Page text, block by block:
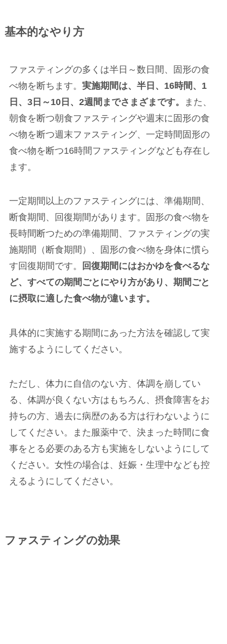
基本的なやり方
ファスティングの多くは半日～数日間、固形の食
べ物を断ちます。 実施期間は、半日、16時間、1
日、3日～10日、2週間までさまざまです。
また、
朝食を断つ朝食ファスティングや週末に固形の食
べ物を断つ週末ファスティング、一定時間固形の
食べ物を断つ16時間ファスティングなども存在し
ます。
一定期間以上のファスティングには、準備期間、
断食期間、回復期間があります。固形の食べ物を
長時間断つための準備期間、ファスティングの実
施期間（断食期間）、固形の食べ物を身体に慣ら
す回復期間です。
回復期間にはおかゆを食べるな
ど、すべての期間ごとにやり方があり、期間ごと
に摂取に適した食べ物が違います。
具体的に実施する期間にあった方法を確認して実
施するようにしてください。
ただし、体力に自信のない方、体調を崩してい
る、体調が良くない方はもちろん、摂食障害をお
持ちの方、過去に病歴のある方は行わないように
してください。また服薬中で、決まった時間に食
事をとる必要のある方も実施をしないようにして
ください。女性の場合は、妊娠・生理中なども控
えるようにしてください。
ファスティングの効果